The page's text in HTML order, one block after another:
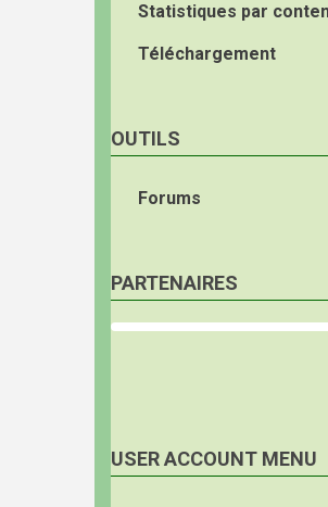
Statistiques par
Téléchargement
OUTILS
Forums
PARTENAIRES
USER ACCOUNT MENU